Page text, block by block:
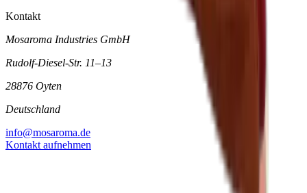
Kontakt
Mosaroma Industries GmbH
Rudolf-Diesel-Str. 11–13
28876 Oyten
Deutschland
info@mosaroma.de
Kontakt aufnehmen